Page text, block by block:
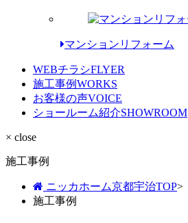
マンションリフォーム
WEBチラシFLYER
施工事例WORKS
お客様の声VOICE
ショールーム紹介SHOWROOM
× close
施工事例
ニッカホーム京都宇治TOP>
施工事例